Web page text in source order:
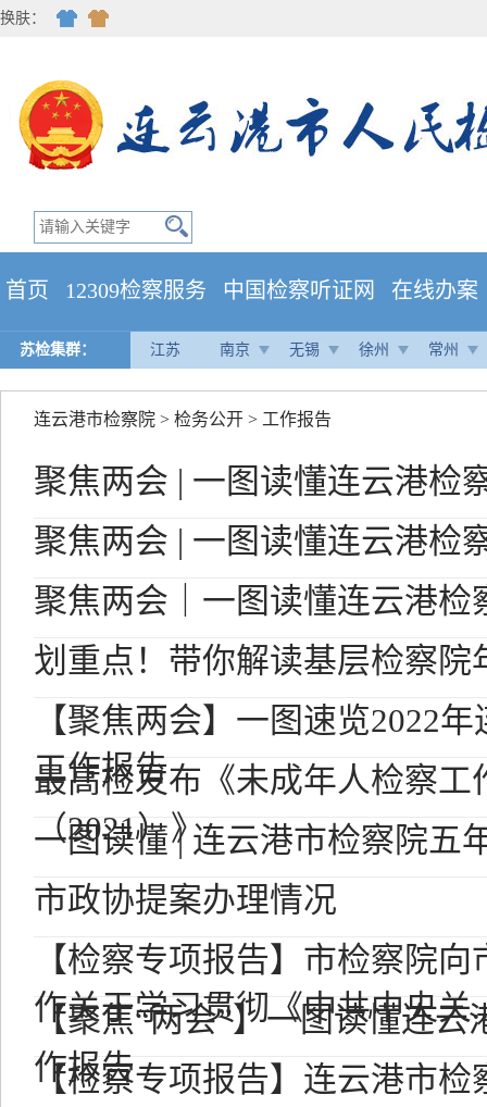
换肤：
首页 12309检察服务 中国检察听证网 在线办案
苏检集群： 江苏 南京 无锡 徐州 常州
连云港市检察院 > 检务公开 > 工作报告
聚焦两会 | 一图读懂连云港检
聚焦两会 | 一图读懂连云港检
聚焦两会｜一图读懂连云港检
划重点！带你解读基层检察院
【聚焦两会】一图速览2022
工作报告
最高检发布《未成年人检察工
（2021）》
一图读懂 | 连云港市检察院五
市政协提案办理情况
【检察专项报告】市检察院
作关于学习贯彻《中共中央关
【聚焦“两会”】一图读懂连云
作报告
【检察专项报告】连云港市检